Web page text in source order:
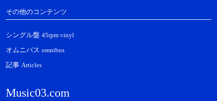
その他のコンテンツ
シングル盤 45rpm vinyl
オムニバス omnibus
記事 Articles
Music03.com